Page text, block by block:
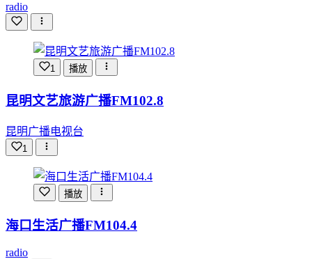
radio
1 播放
昆明文艺旅游广播FM102.8
昆明广播电视台
1
播放
海口生活广播FM104.4
radio